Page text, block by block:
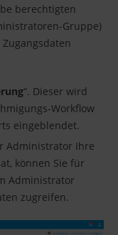
berechtigten
Gruppe)
“. Dieser wird
Workflow
eingeblendet.
Administrator Ihre
können Sie für
Administrator
zugreifen.